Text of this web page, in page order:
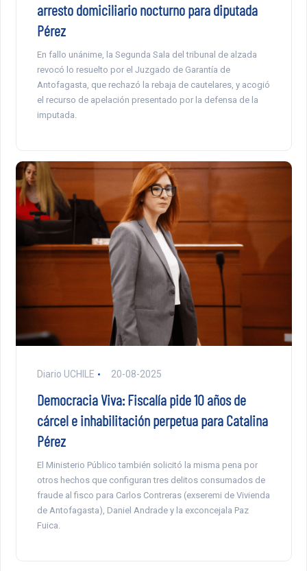
arresto domiciliario nocturno para diputada
Pérez
En fallo unánime, la Segunda Sala del tribunal de alzada
revocó lo resuelto por el Juzgado de Garantía de
Antofagasta, que rechazó la rebaja de cautelares, y acogió
el recurso de apelación presentado por la defensa de la
imputada.
Diario UCHILE 20-08-2025
Democracia Viva: Fiscalía pide 10 años de
cárcel e inhabilitación perpetua para Catalina
Pérez
El Ministerio Público también solicitó la misma pena por
otros hechos que configuran tres delitos consumados de
fraude al fisco para Carlos Contreras (exseremi de Vivienda
de Antofagasta), Daniel Andrade y la exconcejala Paz
Fuica.